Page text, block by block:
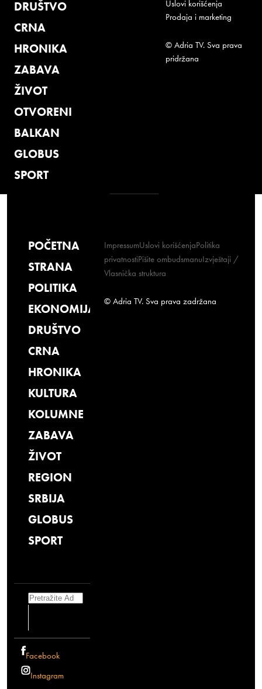
DRUŠTVO
CRNA
HRONIKA
ZABAVA
ŽIVOT
OTVORENI
BALKAN
GLOBUS
SPORT
Uslovi korišćenja
Prodaja i marketing
© Adria TV. Sva prava
pridržana
POČETNA
STRANA
POLITIKA
EKONOMIJA
DRUŠTVO
CRNA
HRONIKA
KULTURA
KOLUMNE
ZABAVA
ŽIVOT
REGION
SRBIJA
GLOBUS
SPORT
Search
Facebook
Instagram
ImpressumUslovi korišćenjaPolitika
privatnostiPišite ombudsmanuIzvještaji /
Vlasnička struktura
© Adria TV. Sva prava zadržana